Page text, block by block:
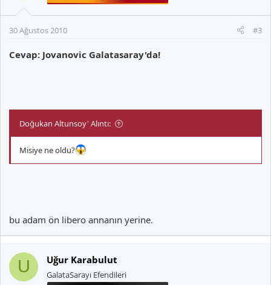
30 Ağustos 2010 #3
Cevap: Jovanovic Galatasaray'da!
Doğukan Altunsoy' Alıntı:
Misiye ne oldu?
bu adam ön libero annanın yerine.
U Uğur Karabulut
GalataSarayı Efendileri